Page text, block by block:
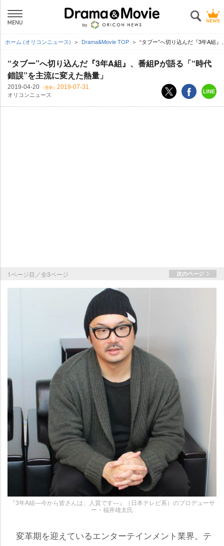
ホーム (オリコンニュース) Drama&Movie TOP “タブー”へ切り込んだ『3年A組
“タブー”へ切り込んだ『3年A組』、番組Pが語る「“時代
錯誤”を主流に変えた熱量」
2019-04-20 （更新） 2019-07-31
オリコンニュース
1ページ目／全3ページ 次のページ
『3年A組―今から皆さんは、人質です―』（日本テレビ系）のプロデューサ
ー・福井雄太氏
変革期を迎えているエンターテインメント業界。テ